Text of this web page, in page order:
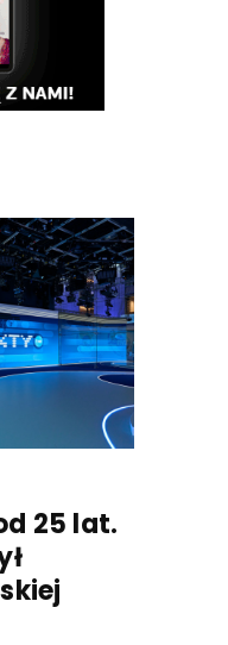
25 lat.